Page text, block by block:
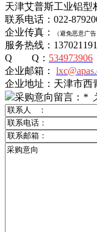
天津艾普斯工业铝型
联系电话：022-
企业传真：
（避免恶意广告
服务热线：
Q Q： 534973906
企业邮箱：
企业地址：天津市西
采购意向留言： *